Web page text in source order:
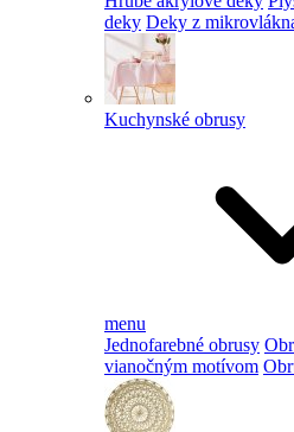
deky Deky z
Kuchynské obrusy
menu
Jednofarebné obrusy
vianočným motívom